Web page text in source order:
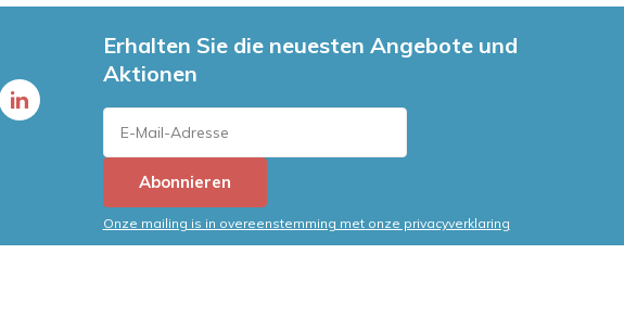
Erhalten Sie die neuesten Angebote und
Aktionen
Abonnieren
Onze mailing is in overeenstemming met onze privacyverklaring